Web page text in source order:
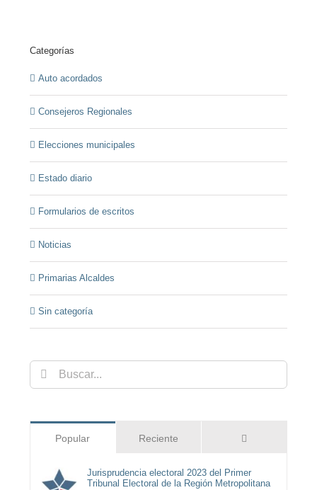
Categorías
Auto acordados
Consejeros Regionales
Elecciones municipales
Estado diario
Formularios de escritos
Noticias
Primarias Alcaldes
Sin categoría
Buscar:
Popular Reciente
Jurisprudencia electoral 2023 del Primer
Tribunal Electoral de la Región Metropolitana